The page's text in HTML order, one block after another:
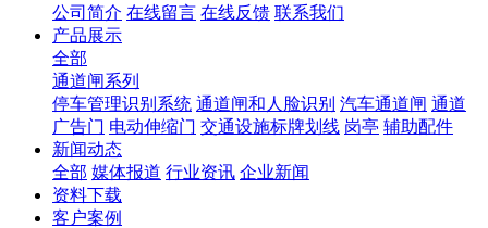
公司简介 在线留言 在线反馈 联系我们
产品展示
全部
通道闸系列
停车管理识别系统 通道闸和人脸识别 汽车通道闸 通道
广告门 电动伸缩门 交通设施标牌划线 岗亭 辅助配件
新闻动态
全部 媒体报道 行业资讯 企业新闻
资料下载
客户案例